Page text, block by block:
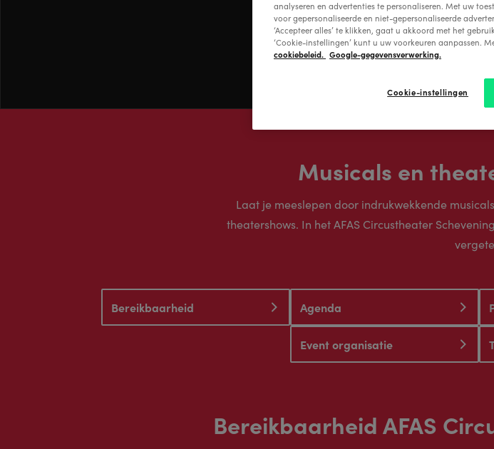
Musicals en
Laat je meeslepen door indrukwekkende
theatershows. In het AFAS Circustheater
Bereikbaarheid Agenda
Event organisatie
Bereikbaarheid AFAS
analyseren en advertenties te personaliseren. Met uw
voor gepersonaliseerde en niet-gepersonaliseerde
‘Accepteer alles’ te klikken, gaat u akkoord met het
‘Cookie-instellingen’ kunt u uw voorkeuren aanpassen.
cookiebeleid. Google-gegevensverwerking.
Cookie-instellingen